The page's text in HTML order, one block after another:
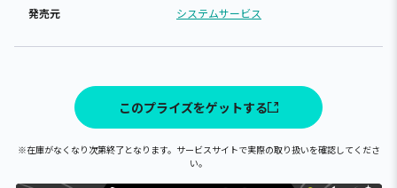
発売元 システムサービス
このプライズをゲットする
※在庫がなくなり次第終了となります。サービスサイトで実際の取り扱いを確認してくださ
い。